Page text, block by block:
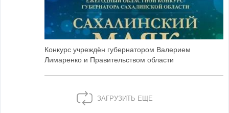
Конкурс учреждён губернатором Валерием
Лимаренко и Правительством области
ЗАГРУЗИТЬ ЕЩЕ